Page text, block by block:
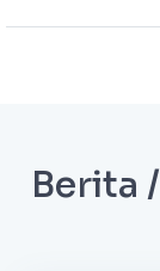
Berita